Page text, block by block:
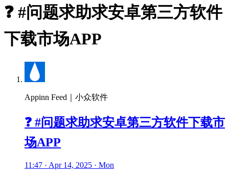
❓ #问题求助求安卓第三方软件
下载市场APP
Appinn Feed｜小众软件
❓ #问题求助求安卓第三方软件下载市
场APP
11:47 · Apr 14, 2025 · Mon